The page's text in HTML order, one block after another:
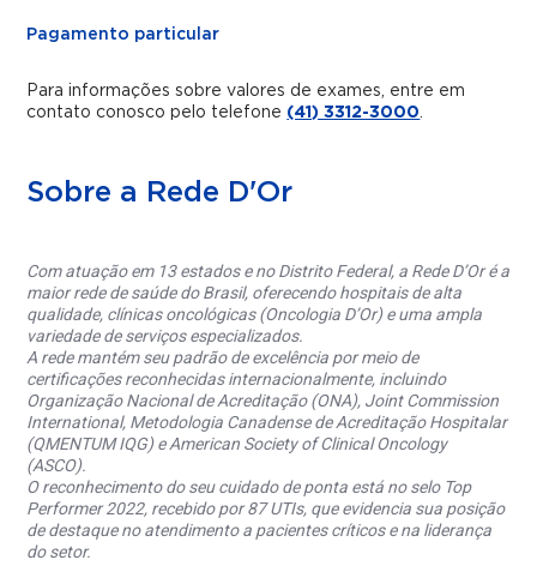
Pagamento particular
Para informações sobre valores de exames, entre em
contato conosco pelo telefone (41) 3312-3000.
Sobre a Rede D'Or
Com atuação em 13 estados e no Distrito Federal, a Rede D’Or é a
maior rede de saúde do Brasil, oferecendo hospitais de alta
qualidade, clínicas oncológicas (Oncologia D’Or) e uma ampla
variedade de serviços especializados.
A rede mantém seu padrão de excelência por meio de
certificações reconhecidas internacionalmente, incluindo
Organização Nacional de Acreditação (ONA), Joint Commission
International, Metodologia Canadense de Acreditação Hospitalar
(QMENTUM IQG) e American Society of Clinical Oncology
(ASCO).
O reconhecimento do seu cuidado de ponta está no selo Top
Performer 2022, recebido por 87 UTIs, que evidencia sua posição
de destaque no atendimento a pacientes críticos e na liderança
do setor.